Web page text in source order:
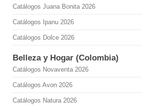
Catálogos Juana Bonita 2026
Catálogos Ipanu 2026
Catálogos Dolce 2026
Belleza y Hogar (Colombia)
Catálogos Novaventa 2026
Catálogos Avon 2026
Catálogos Natura 2026